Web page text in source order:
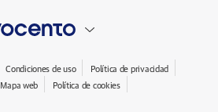
Condiciones de uso
Política de privacidad
Mapa web Política de cookies